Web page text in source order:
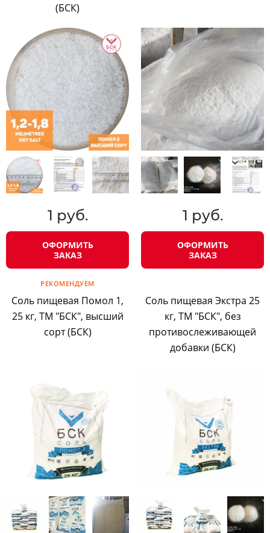
(БСК)
1 руб.
ОФОРМИТЬ
ЗАКАЗ
1 руб.
ОФОРМИТЬ
ЗАКАЗ
РЕКОМЕНДУЕМ
Соль пищевая Помол 1,
25 кг, ТМ "БСК", высший
сорт (БСК)
Соль пищевая Экстра 25
кг, ТМ "БСК", без
противослеживающей
добавки (БСК)